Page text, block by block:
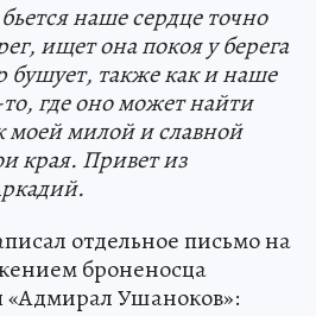
наше сердце точно
ищет она покоя у берега
бушует, также как и наше
то, где оно может найти
моей милой и славной
края. Привет из
отдельное письмо на
броненосца
«Адмирал Ушаноков»: